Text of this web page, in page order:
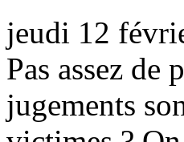
jeudi 12
Pas assez
jugements